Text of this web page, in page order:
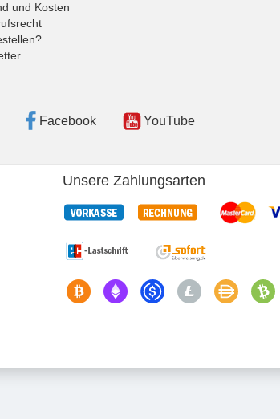
und Kosten
Facebook YouTube
Unsere Zahlungsarten